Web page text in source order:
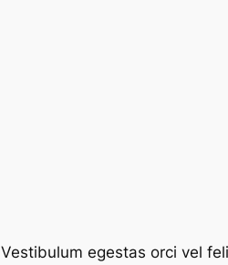
Vestibulum egestas orci vel